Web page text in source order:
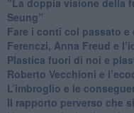
Seung”
​Fare i conti col passato e
​Ferenczi, Anna Freud e
Plastica fuori di noi e
​Roberto Vecchioni e
​L’imbroglio e le
​Il rapporto perverso che